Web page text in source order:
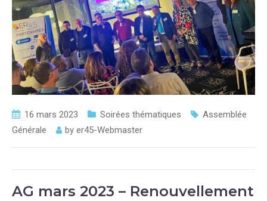
16 mars 2023 Soirées thématiques
Assemblée
Générale
by er45-Webmaster
AG mars 2023 – Renouvellement